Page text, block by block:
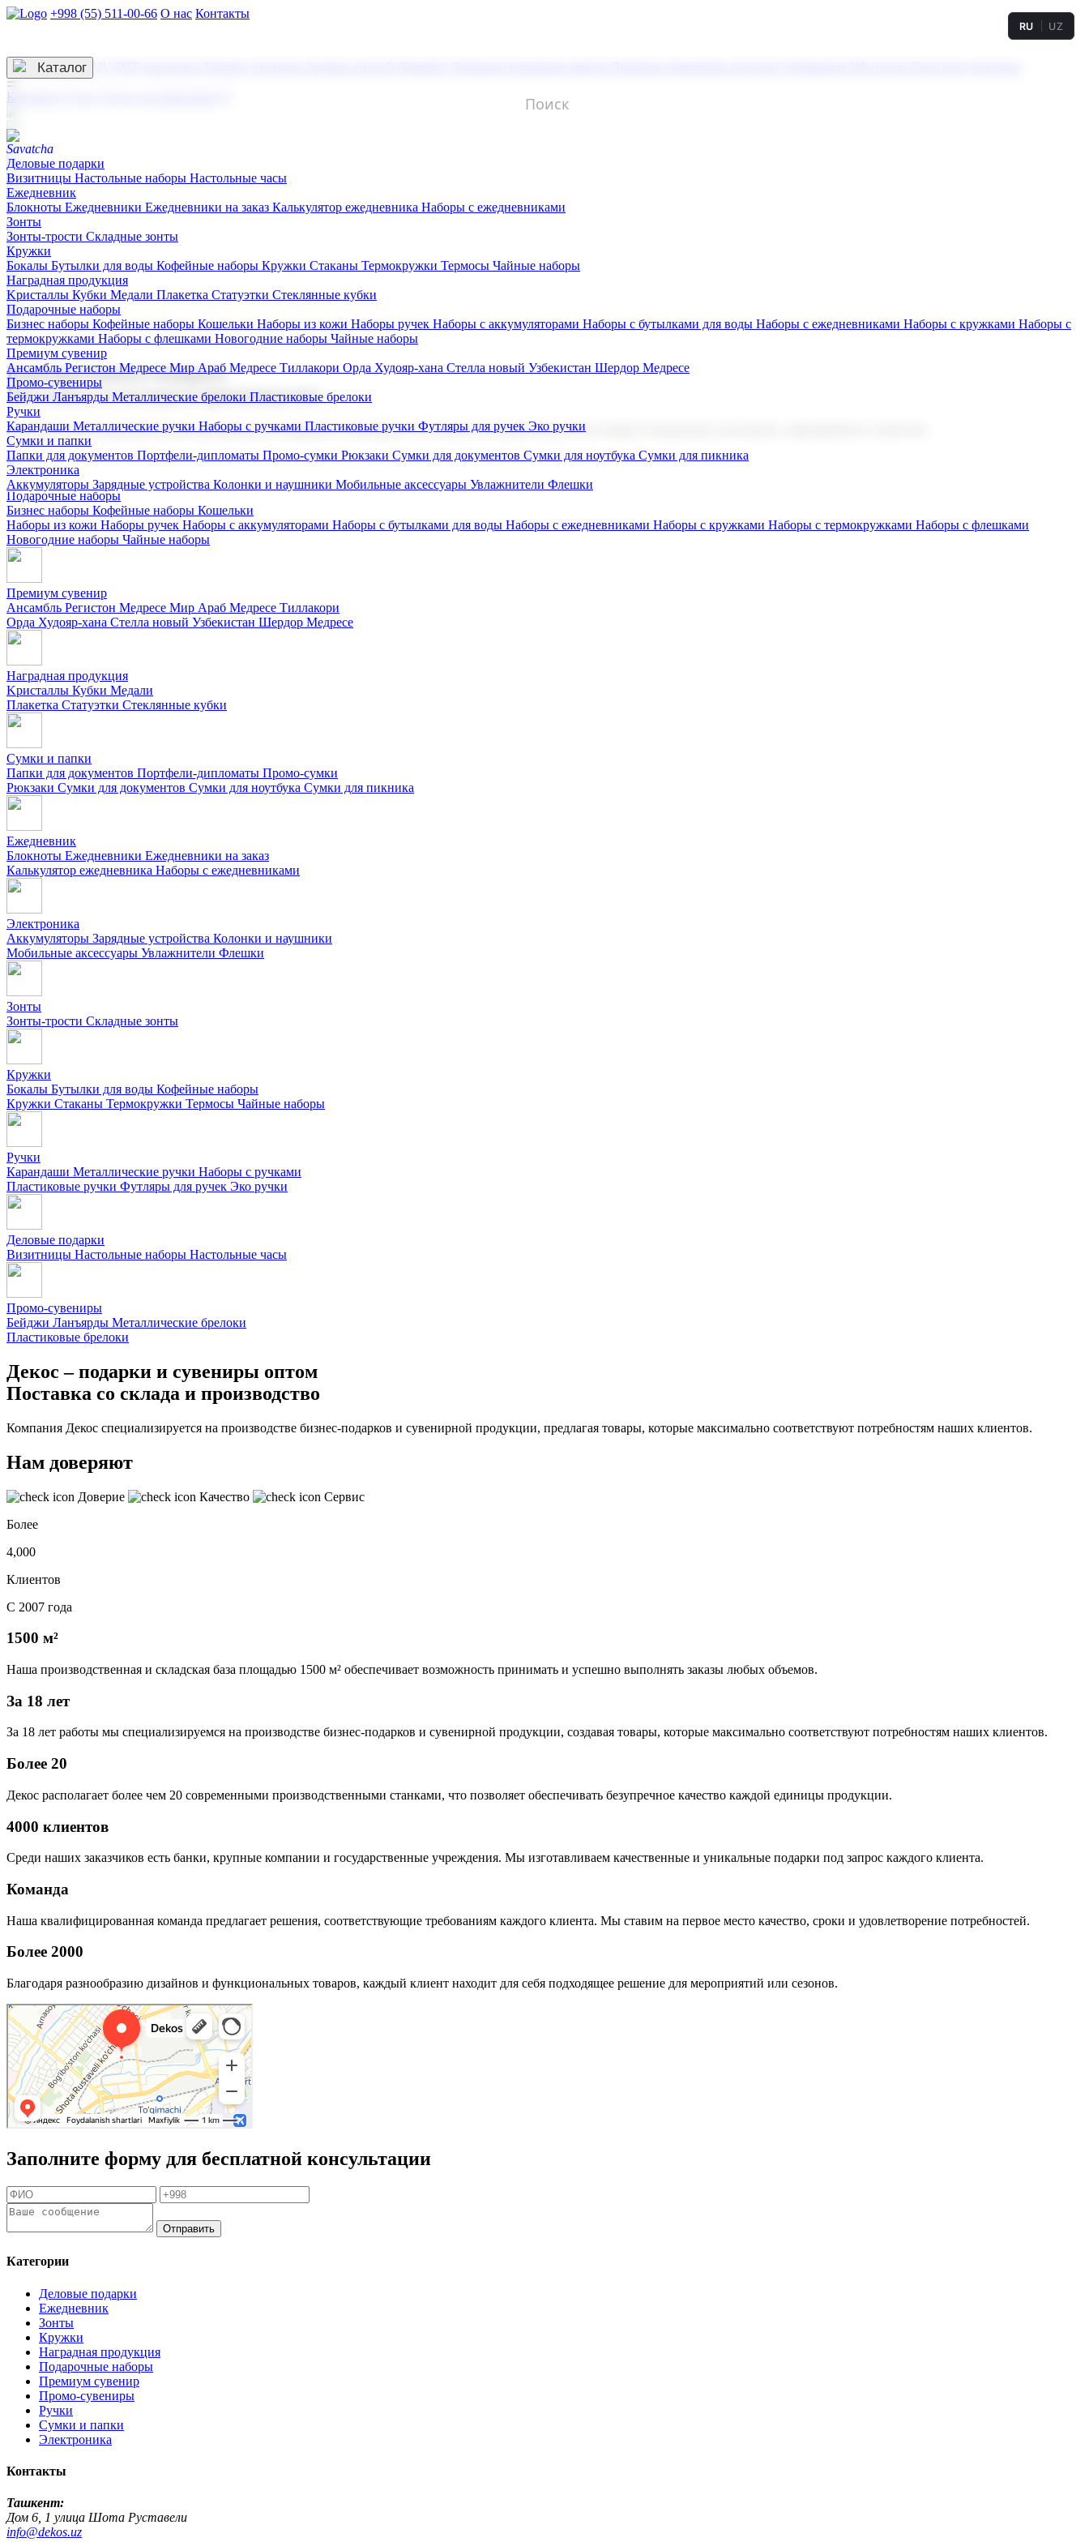
+998 (55) 511-00-66 О нас Контакты
3D гравировка
RU UZ
☰
Контакты
Каталог
Деловые подарки
Визитницы Настольные наборы Настольные часы
Ежедневник
Блокноты Ежедневники Ежедневники на заказ Калькулятор ежедневника Наборы с ежедневниками
Зонты
Зонты-трости Складные зонты
Кружки
Бокалы Бутылки для воды Кофейные наборы Кружки Стаканы Термокружки Термосы Чайные наборы
Наградная продукция
Kристаллы Кубки Медали Плакетка Статуэтки Стеклянные кубки
Подарочные наборы
Бизнес наборы Кофейные наборы Кошельки Наборы из кожи Наборы ручек Наборы с аккумуляторами Наборы с бутылками для воды Наборы с ежедневниками Наборы с кружками Наборы с
термокружками Наборы с флешками Новогодние наборы Чайные наборы
Премиум сувенир
Ансамбль Регистон Медресе Мир Араб Медресе Тиллакори Орда Худояр-хана Стелла новый Узбекистан Шердор Медресе
Промо-сувениры
Бейджи Ланъярды Металлические брелоки Пластиковые брелоки
Ручки
Карандаши Металлические ручки Наборы с ручками Пластиковые ручки Футляры для ручек Эко ручки
Сумки и папки
Папки для документов Портфели-дипломаты Промо-сумки Рюкзаки Сумки для документов Сумки для ноутбука Сумки для пикника
Электроника
Аккумуляторы Зарядные устройства Колонки и наушники Мобильные аксессуары Увлажнители Флешки
Корпоративные подарки
Поставка со склада и производство
Мы предлагаем широкий выбор корпоративных подарков и сувениров с логотипом. В нашем каталоге вы найдете продукцию для бизнеса, мероприятия и клиентов.
Подарочные наборы
Бизнес наборы Кофейные наборы Кошельки
Наборы из кожи Наборы ручек Наборы с аккумуляторами Наборы с бутылками для воды Наборы с ежедневниками Наборы с кружками Наборы с термокружками Наборы с флешками
Новогодние наборы Чайные наборы
Премиум сувенир
Ансамбль Регистон Медресе Мир Араб Медресе Тиллакори
Орда Худояр-хана Стелла новый Узбекистан Шердор Медресе
Наградная продукция
Kристаллы Кубки Медали
Плакетка Статуэтки Стеклянные кубки
Сумки и папки
Папки для документов Портфели-дипломаты Промо-сумки
Рюкзаки Сумки для документов Сумки для ноутбука Сумки для пикника
Ежедневник
Блокноты Ежедневники Ежедневники на заказ
Калькулятор ежедневника Наборы с ежедневниками
Электроника
Аккумуляторы Зарядные устройства Колонки и наушники
Мобильные аксессуары Увлажнители Флешки
Зонты
Зонты-трости Складные зонты
Кружки
Бокалы Бутылки для воды Кофейные наборы
Кружки Стаканы Термокружки Термосы Чайные наборы
Ручки
Карандаши Металлические ручки Наборы с ручками
Пластиковые ручки Футляры для ручек Эко ручки
Деловые подарки
Визитницы Настольные наборы Настольные часы
Промо-сувениры
Бейджи Ланъярды Металлические брелоки
Пластиковые брелоки
Декос – подарки и сувениры оптом
Поставка со склада и производство
Компания Декос специализируется на производстве бизнес-подарков и сувенирной продукции, предлагая товары, которые максимально соответствуют потребностям наших клиентов.
Нам доверяют
Доверие Качество
Сервис
Более
4,000
Клиентов
С 2007 года
1500 м²
Наша производственная и складская база площадью 1500 м² обеспечивает возможность принимать и успешно выполнять заказы любых объемов.
За 18 лет
За 18 лет работы мы специализируемся на производстве бизнес-подарков и сувенирной продукции, создавая товары, которые максимально соответствуют потребностям наших клиентов.
Более 20
Декос располагает более чем 20 современными производственными станками, что позволяет обеспечивать безупречное качество каждой единицы продукции.
4000 клиентов
Среди наших заказчиков есть банки, крупные компании и государственные учреждения. Мы изготавливаем качественные и уникальные подарки под запрос каждого клиента.
Команда
Наша квалифицированная команда предлагает решения, соответствующие требованиям каждого клиента. Мы ставим на первое место качество, сроки и удовлетворение потребностей.
Более 2000
Благодаря разнообразию дизайнов и функциональных товаров, каждый клиент находит для себя подходящее решение для мероприятий или сезонов.
Заполните форму для бесплатной консультации
Отправить
Категории
Деловые подарки
Ежедневник
Зонты
Кружки
Наградная продукция
Подарочные наборы
Премиум сувенир
Промо-сувениры
Ручки
Сумки и папки
Электроника
Контакты
Ташкент:
Дом 6, 1 улица Шота Руставели
info@dekos.uz